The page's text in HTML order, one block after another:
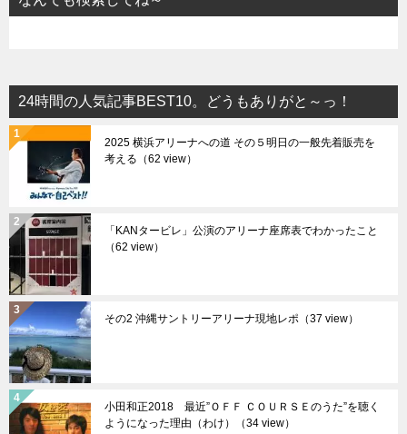
24時間の人気記事BEST10。どうもありがと～っ！
2025 横浜アリーナへの道 その５明日の一般先着販売を
考える（62 view）
「KANタービレ」公演のアリーナ座席表でわかったこと
（62 view）
その2 沖縄サントリーアリーナ現地レポ（37 view）
小田和正2018 最近”ＯＦＦ ＣＯＵＲＳＥのうた”を聴く
ようになった理由（わけ）（34 view）